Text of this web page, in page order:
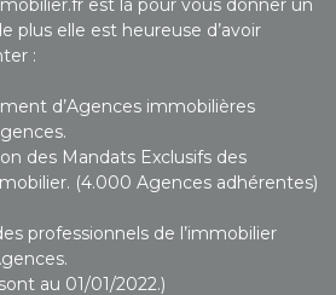
est là pour vous donner un
plus elle est heureuse d’avoir
:
d’Agences immobilières
des Mandats Exclusifs des
(4.000 Agences adhérentes)
professionnels de l’immobilier
au 01/01/2022.)